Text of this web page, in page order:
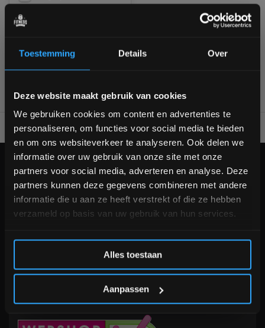
Toestemming Details Over
Deze website maakt gebruik van cookies
We gebruiken cookies om content en advertenties te
personaliseren, om functies voor social media te bieden
en om ons websiteverkeer te analyseren. Ook delen we
informatie over uw gebruik van onze site met onze
partners voor social media, adverteren en analyse. Deze
partners kunnen deze gegevens combineren met andere
informatie die u aan ze heeft verstrekt of die ze hebben
verzameld op basis van uw gebruik van hun services.
Alles toestaan
Aanpassen
Voor 95% direct uit voorraad geleverd Professionele
KLANTENSERVICE
Veelgestelde vragen
+31 (0)24 645 1309
info@fitnesskoerier.nl
Bam! 5% korting op je volgende
bestelling
Schrijf je in voor onze nieuwsbrief om op de hoogte te
blijven over onze nieuwe producten, deals en meer
interessante info. Ontvang 5% korting op je eerstvolgende
aankoop! 😀
Inschrijven
*Verzendkosten vallen buiten de korting